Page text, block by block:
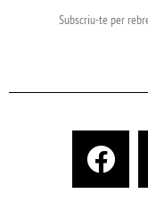
Subscriu-te per